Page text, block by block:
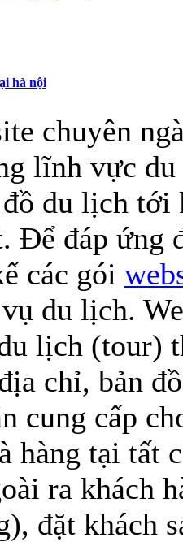
hà nội
chuyên
lĩnh vực
du lịch
Để đáp ứng
các gói
du lịch.
lịch (tour)
chỉ, bản
cung cấp
hàng tại tất
ra khách
đặt khách